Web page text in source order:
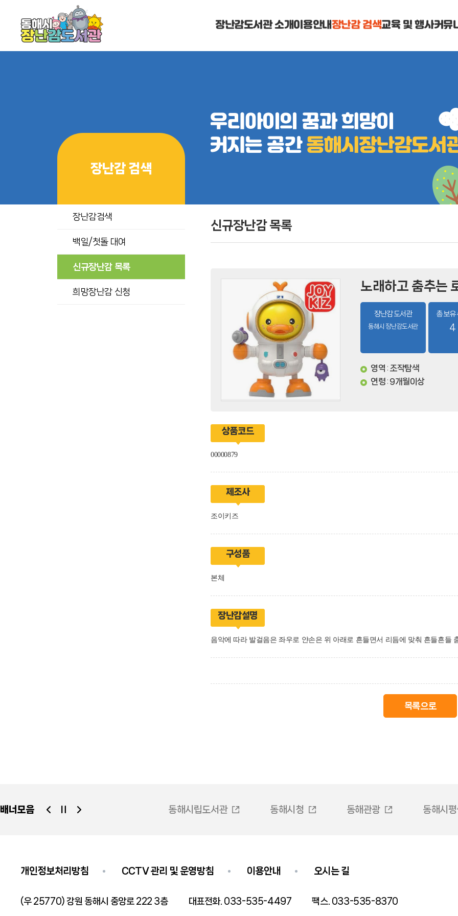
장난감도서관 소개이용안내장난감 검색교육 및 행사커뮤
장난감 검색
장난감검색
백일/첫돌 대여
신규장난감 목록
희망장난감 신청
신규장난감 목록
노래하고 춤추는
장난감 도서관
동해시 장난감도서관
총 보유
4
영역 : 조작탐색
연령 : 9개월이상
상품코드
00000879
제조사
조이키즈
구성품
본체
장난감설명
음악에 따라 발걸음은 좌우로 얀손은 위 아래로 흔들면서 리듬에 맞춰 흔들흔들
목록으로
배너모음
시설 동해시가족센터 동해시립도서관 동해시청 동해관광 동해시평
개인정보처리방침 CCTV 관리 및 운영방침 이용안내 오시는 길
(우 25770) 강원 동해시 중앙로 222 3층 대표전화. 033-535-4497 팩스. 033-535-8370